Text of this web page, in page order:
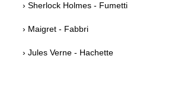
› Sherlock Holmes - Fumetti
› Maigret - Fabbri
› Jules Verne - Hachette